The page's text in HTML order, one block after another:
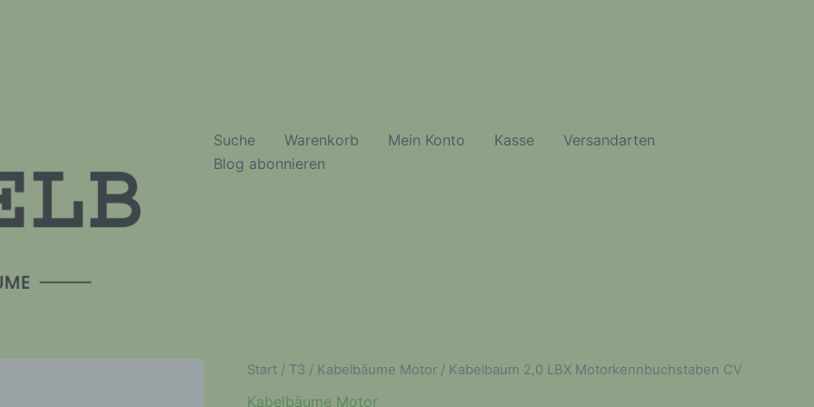
Suche Warenkorb Mein Konto Kasse
Versandarten
Blog abonnieren
Start / T3 / Kabelbäume Motor / Kabelbaum 2,0 LBX Motorkennbuchstaben CV
Kabelbäume Motor